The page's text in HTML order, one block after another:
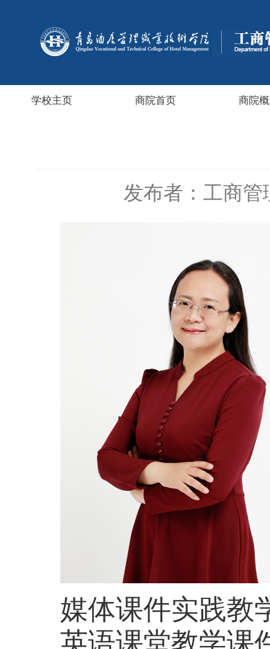
学校主页 商院首页 商院
发布者：工商管
媒体课件实践教
英语课堂教学课